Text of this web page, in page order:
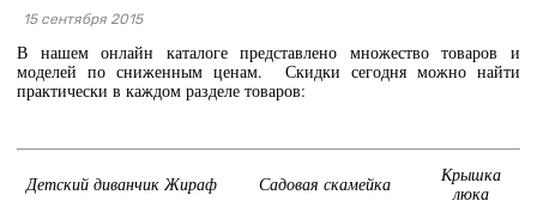
15 сентября 2015
В нашем онлайн каталоге представлено множество товаров и
моделей по сниженным ценам. Скидки сегодня можно найти
практически в каждом разделе товаров:
Детский диванчик Жираф Садовая скамейка
Крышка
люка